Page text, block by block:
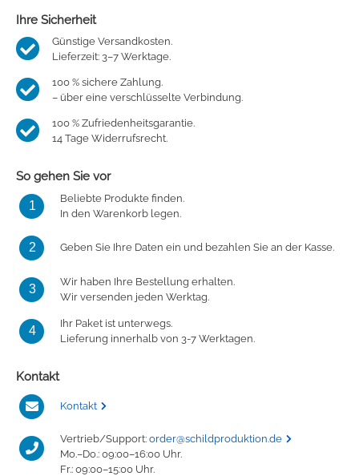
Ihre Sicherheit
Günstige Versandkosten.
Lieferzeit: 3–7 Werktage.
100 % sichere Zahlung.
– über eine verschlüsselte Verbindung.
100 % Zufriedenheitsgarantie.
14 Tage Widerrufsrecht.
So gehen Sie vor
1
Beliebte Produkte finden.
In den Warenkorb legen.
2 Geben Sie Ihre Daten ein und bezahlen Sie an der Kasse.
3
Wir haben Ihre Bestellung erhalten.
Wir versenden jeden Werktag.
4
Ihr Paket ist unterwegs.
Lieferung innerhalb von 3-7 Werktagen.
Kontakt
Kontakt
Vertrieb/Support: order@schildproduktion.de
Mo.–Do.: 09:00–16:00 Uhr.
Fr.: 09:00–15:00 Uhr.